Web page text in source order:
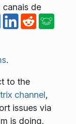
canais de
.
to the
channel,
issues via
is doing,